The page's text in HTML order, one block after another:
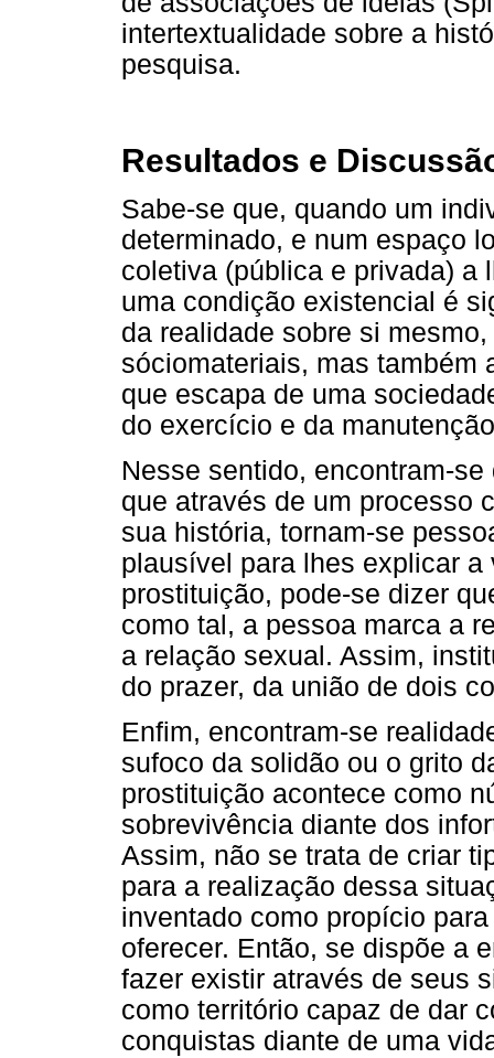
intertextualidade sobre a
pesquisa.
Resultados e
Sabe-se que, quando um
determinado, e num espaço
coletiva (pública e privada) a
uma condição existencial é
da realidade sobre si
sóciomateriais, mas também
que escapa de uma
do exercício e da
Nesse sentido, encontram-
que através de um processo
sua história, tornam-se
plausível para lhes explicar
prostituição, pode-se dizer
como tal, a pessoa marca a
a relação sexual. Assim,
do prazer, da união de dois
Enfim, encontram-se
sufoco da solidão ou o grito
prostituição acontece como
sobrevivência diante dos
Assim, não se trata de criar
para a realização dessa
inventado como propício
oferecer. Então, se dispõe a
fazer existir através de seus
como território capaz de dar
conquistas diante de uma